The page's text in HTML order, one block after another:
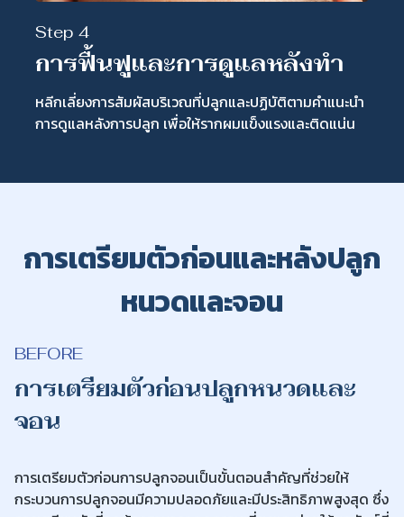
Step 4
การฟื้นฟูและการดูแลหลังทำ
หลีกเลี่ยงการสัมผัสบริเวณที่ปลูกและปฏิบัติตามคำแนะนำ
การดูแลหลังการปลูก เพื่อให้รากผมแข็งแรงและติดแน่น
การเตรียมตัวก่อนและหลังปลูก
หนวดและจอน
BEFORE
การเตรียมตัวก่อนปลูกหนวดและ
จอน
การเตรียมตัวก่อนการปลูกจอนเป็นขั้นตอนสำคัญที่ช่วยให้
กระบวนการปลูกจอนมีความปลอดภัยและมีประสิทธิภาพสูงสุด ซึ่ง